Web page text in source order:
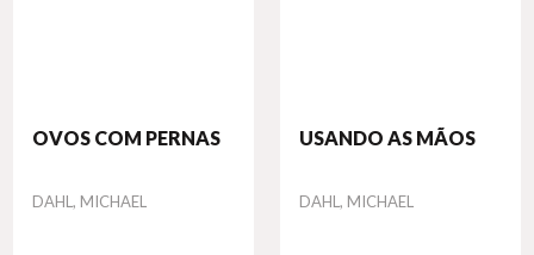
OVOS COM PERNAS
Autor
DAHL, MICHAEL
USANDO AS MÃOS
Autor
DAHL, MICHAEL